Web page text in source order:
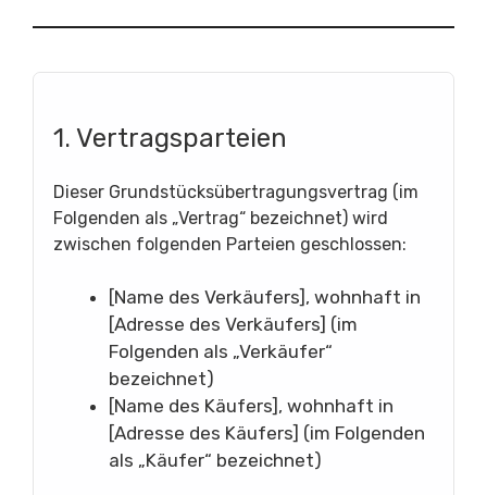
1. Vertragsparteien
Dieser Grundstücksübertragungsvertrag (im
Folgenden als „Vertrag“ bezeichnet) wird
zwischen folgenden Parteien geschlossen:
[Name des Verkäufers], wohnhaft in
[Adresse des Verkäufers] (im
Folgenden als „Verkäufer“
bezeichnet)
[Name des Käufers], wohnhaft in
[Adresse des Käufers] (im Folgenden
als „Käufer“ bezeichnet)